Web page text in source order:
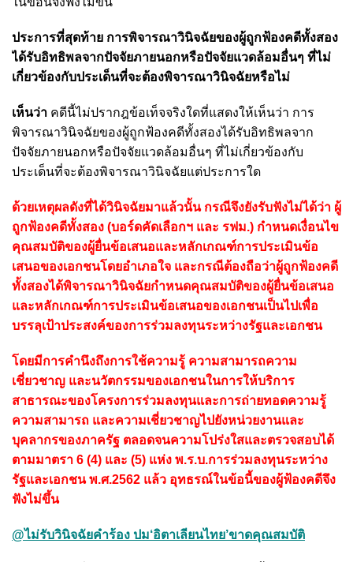
ประการที่สุดท้าย การพิจารณาวินิจฉัยของผู้ถูกฟ้องคดีทั้งสอง
ได้รับอิทธิพลจากปัจจัยภายนอกหรือปัจจัยแวดล้อมอื่นๆ ที่ไม่
เกี่ยวข้องกับประเด็นที่จะต้องพิจารณาวินิจฉัยหรือไม่
เห็นว่า คดีนี้ไม่ปรากฎข้อเท็จจริงใดที่แสดงให้เห็นว่า การ
พิจารณาวินิจฉัยของผู้ถูกฟ้องคดีทั้งสองได้รับอิทธิพลจาก
ปัจจัยภายนอกหรือปัจจัยแวดล้อมอื่นๆ ที่ไม่เกี่ยวข้องกับ
ประเด็นที่จะต้องพิจารณาวินิจฉัยแต่ประการใด
ด้วยเหตุผลดังที่ได้วินิจฉัยมาแล้วนั้น กรณีจึงยังรับฟังไม่ได้ว่า ผู้
ถูกฟ้องคดีทั้งสอง (บอร์ดคัดเลือกฯ และ รฟม.) กำหนดเงื่อนไข
คุณสมบัติของผู้ยื่นข้อเสนอและหลักเกณฑ์การประเมินข้อ
เสนอของเอกชนโดยอำเภอใจ และกรณีต้องถือว่าผู้ถูกฟ้องคดี
ทั้งสองได้พิจารณาวินิจฉัยกำหนดคุณสมบัติของผู้ยื่นข้อเสนอ
และหลักเกณฑ์การประเมินข้อเสนอของเอกชนเป็นไปเพื่อ
บรรลุเป้าประสงค์ของการร่วมลงทุนระหว่างรัฐและเอกชน
โดยมีการคำนึงถึงการใช้ความรู้ ความสามารถความ
เชี่ยวชาญ และนวัตกรรมของเอกชนในการให้บริการ
สาธารณะของโครงการร่วมลงทุนและการถ่ายทอดความรู้
ความสามารถ และความเชี่ยวชาญไปยังหน่วยงานและ
บุคลากรของภาครัฐ ตลอดจนความโปร่งใสและตรวจสอบได้
ตามมาตรา 6 (4) และ (5) แห่ง พ.ร.บ.การร่วมลงทุนระหว่าง
รัฐและเอกชน พ.ศ.2562 แล้ว อุทธรณ์ในข้อนี้ของผู้ฟ้องคดีจึง
ฟังไม่ขึ้น
@ไม่รับวินิจฉัยคำร้อง ปม‘อิตาเลียนไทย’ขาดคุณสมบัติ